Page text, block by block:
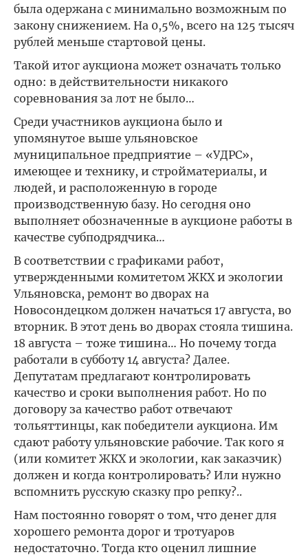
была одержана с минимально возможным по
закону снижением. На 0,5%, всего на 125 тысяч
рублей меньше стартовой цены.
Такой итог аукциона может означать только
одно: в действительности никакого
соревнования за лот не было…
Среди участников аукциона было и
упомянутое выше ульяновское
муниципальное предприятие – «УДРС»,
имеющее и технику, и стройматериалы, и
людей, и расположенную в городе
производственную базу. Но сегодня оно
выполняет обозначенные в аукционе работы в
качестве субподрядчика…
В соответствии с графиками работ,
утвержденными комитетом ЖКХ и экологии
Ульяновска, ремонт во дворах на
Новосондецком должен начаться 17 августа, во
вторник. В этот день во дворах стояла тишина.
18 августа – тоже тишина… Но почему тогда
работали в субботу 14 августа? Далее.
Депутатам предлагают контролировать
качество и сроки выполнения работ. Но по
договору за качество работ отвечают
тольяттинцы, как победители аукциона. Им
сдают работу ульяновские рабочие. Так кого я
(или комитет ЖКХ и экологии, как заказчик)
должен и когда контролировать? Или нужно
вспомнить русскую сказку про репку?..
Нам постоянно говорят о том, что денег для
хорошего ремонта дорог и тротуаров
недостаточно. Тогда кто оценил лишние